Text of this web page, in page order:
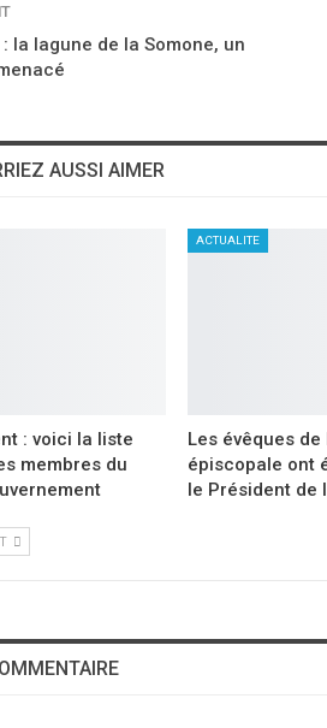
la lagune de la Somone, un
AUSSI AIMER
: voici la liste
membres du
ACTUALITE
Les évêques
épiscopale ont
le Président de